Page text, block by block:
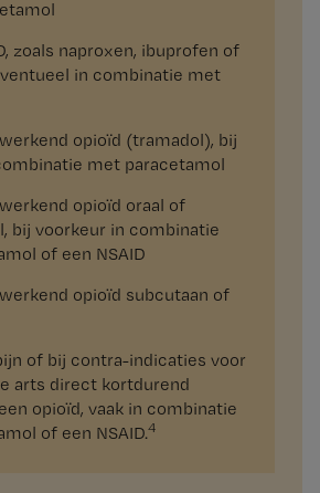
zoals naproxen, ibuprofen of
in combinatie met
opioïd (tramadol), bij
met paracetamol
opioïd oraal of
bij voorkeur in combinatie
of een NSAID
opioïd subcutaan of
of bij contra-indicaties voor
arts direct kortdurend
opioïd, vaak in combinatie
of een NSAID.4